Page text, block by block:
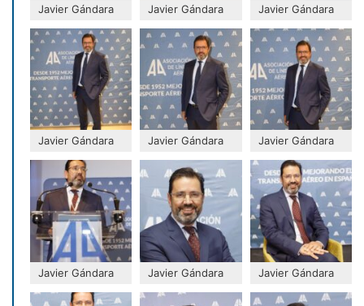
Javier Gándara Javier Gándara Javier Gándara
Javier Gándara Javier Gándara Javier Gándara
Javier Gándara Javier Gándara Javier Gándara